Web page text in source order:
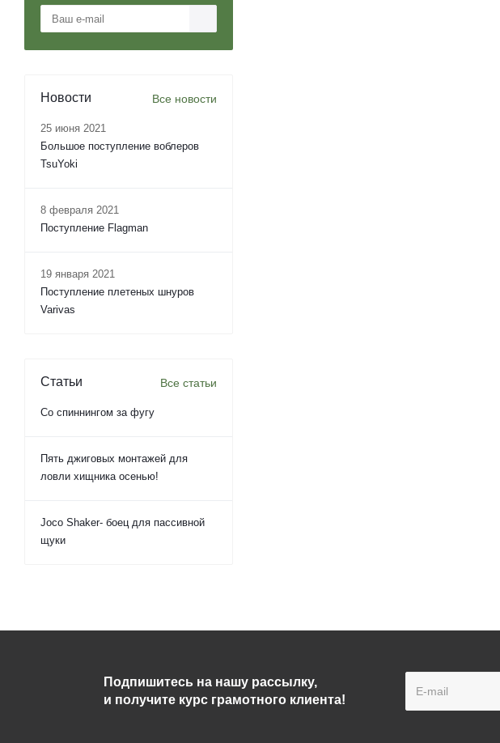
Новости Все новости
25 июня 2021
Большое поступление воблеров
TsuYoki
8 февраля 2021
Поступление Flagman
19 января 2021
Поступление плетеных шнуров
Varivas
Статьи Все статьи
Со спиннингом за фугу
Пять джиговых монтажей для
ловли хищника осенью!
Joco Shaker- боец для пассивной
щуки
Подпишитесь на нашу рассылку,
и получите курс грамотного клиента!